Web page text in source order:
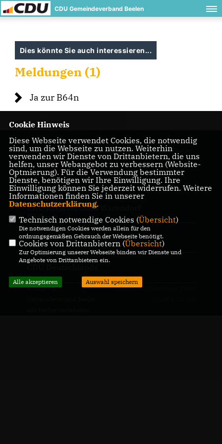
CDU Gemeindeverband Beelen
Dies könnte Sie auch interessieren...
Meldungen (1)
Ja zur B64n
Herzlich Willkommen bei der CDU Ortsunion Beelen
IMPRESSUM DATENSCHUTZ KONTAKT
CDU Kreisverband Warendorf-
Beckum
CDU Nordrhein-Westfalen
© 2026 CDU
Realisation: Sharkness Media
Cookie Hinweis
Diese Webseite verwendet Cookies, die notwendig
sind, um die Webseite zu nutzen. Weiterhin
verwenden wir Dienste von Drittanbietern, die uns
helfen, unser Webangebot zu verbessern (Website-
Optmierung). Für die Verwendung bestimmter
Dienste, benötigen wir Ihre Einwilligung. Ihre
Einwilligung können Sie jederzeit widerrufen. Weitere
Informationen finden Sie in unserer
Datenschutzerklärung.
Technisch notwendige Cookies (Übersicht)
Die notwendigen Cookies werden allein für den
ordnungsgemäßen Gebrauch der Webseite benötigt.
Cookies von Drittanbietern (Übersicht)
Zur Optimierung unserer Webseite binden wir Dienste und
Angebote von Drittanbietern ein.
Alle akzeptieren Auswahl speichern